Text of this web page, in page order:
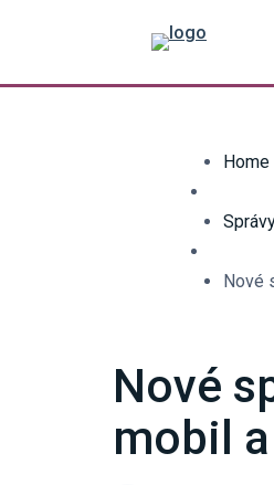
Home
Nové
Nové
mobil